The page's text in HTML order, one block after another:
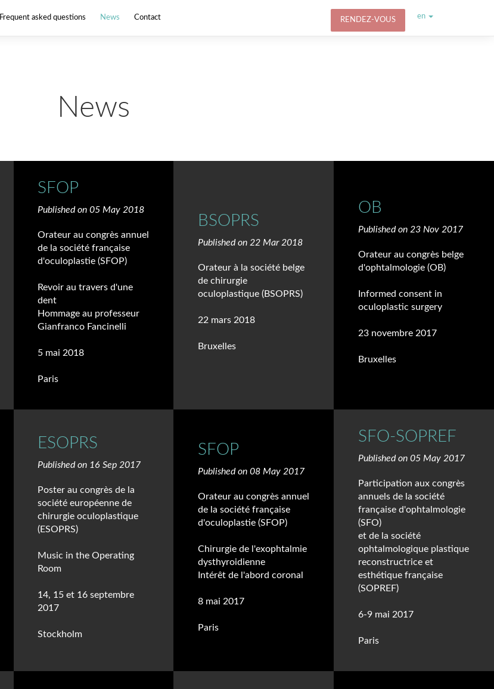
Frequent asked questions News Contact RENDEZ-VOUS en
News
SFOP
Published on 05 May 2018
Orateur au congrès annuel
de la société française
d'oculoplastie (SFOP)
Revoir au travers d'une
dent
Hommage au professeur
Gianfranco Fancinelli
5 mai 2018
Paris
BSOPRS
Published on 22 Mar 2018
Orateur à la société belge
de chirurgie
oculoplastique (BSOPRS)
22 mars 2018
Bruxelles
OB
Published on 23 Nov 2017
Orateur au congrès belge
d'ophtalmologie (OB)
Informed consent in
oculoplastic surgery
23 novembre 2017
Bruxelles
ESOPRS
Published on 16 Sep 2017
Poster au congrès de la
société européenne de
chirurgie oculoplastique
(ESOPRS)
Music in the Operating
Room
14, 15 et 16 septembre
2017
Stockholm
SFOP
Published on 08 May 2017
Orateur au congrès annuel
de la société française
d'oculoplastie (SFOP)
Chirurgie de l'exophtalmie
dysthyroidienne
Intérêt de l'abord coronal
8 mai 2017
Paris
SFO-SOPREF
Published on 05 May 2017
Participation aux congrès
annuels de la société
française d'ophtalmologie
(SFO)
et de la société
ophtalmologique plastique
reconstructrice et
esthétique française
(SOPREF)
6-9 mai 2017
Paris